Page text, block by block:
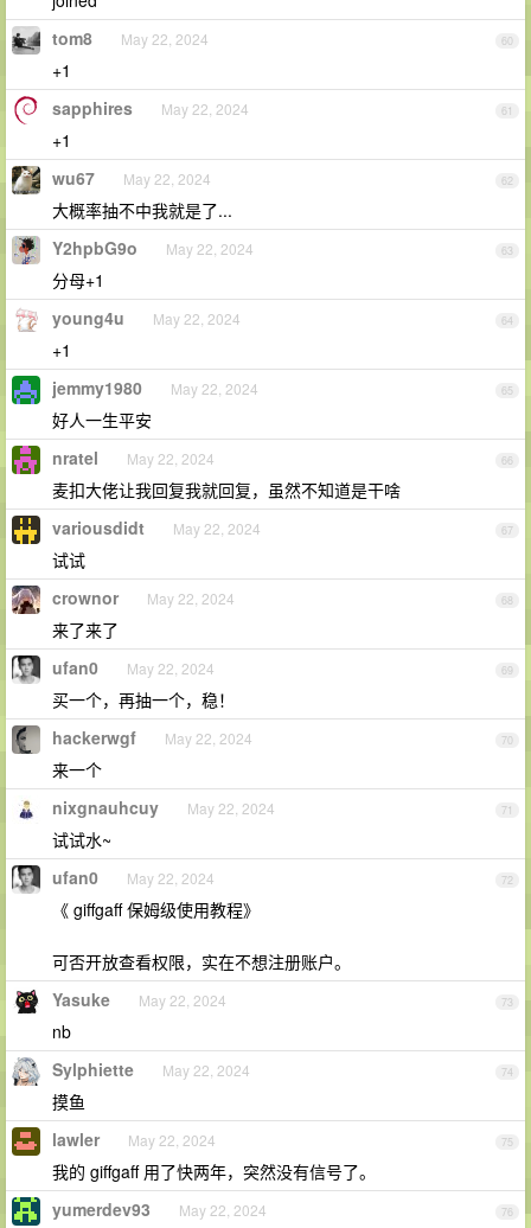
60
tom8 May 22, 2024
+1
61
sapphires May 22, 2024
+1
62
wu67 May 22, 2024
大概率抽不中我就是了...
63
Y2hpbG9o May 22, 2024
分母+1
64
young4u May 22, 2024
+1
65
jemmy1980 May 22, 2024
好人一生平安
66
nratel May 22, 2024
麦扣大佬让我回复我就回复，虽然不知道是干啥
67
variousdidt May 22, 2024
试试
68
crownor May 22, 2024
来了来了
69
ufan0 May 22, 2024
买一个，再抽一个，稳！
70
hackerwgf May 22, 2024
来一个
71
nixgnauhcuy May 22, 2024
试试水~
72
ufan0 May 22, 2024
《 giffgaff 保姆级使用教程》
可否开放查看权限，实在不想注册账户。
73
Yasuke May 22, 2024
nb
74
Sylphiette May 22, 2024
摸鱼
75
lawler May 22, 2024
我的 giffgaff 用了快两年，突然没有信号了。
76
yumerdev93 May 22, 2024